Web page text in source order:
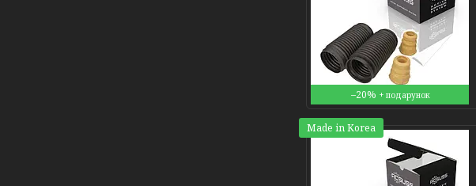
–20%
Made in Korea